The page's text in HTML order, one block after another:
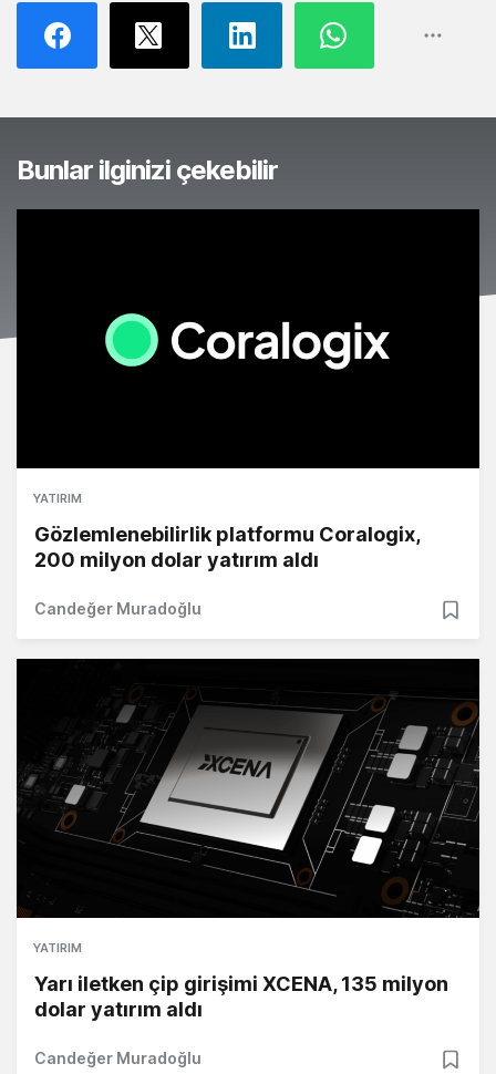
Bunlar ilginizi çekebilir
YATIRIM
Gözlemlenebilirlik platformu Coralogix,
200 milyon dolar yatırım aldı
Candeğer Muradoğlu
YATIRIM
Yarı iletken çip girişimi XCENA, 135 milyon
dolar yatırım aldı
Candeğer Muradoğlu